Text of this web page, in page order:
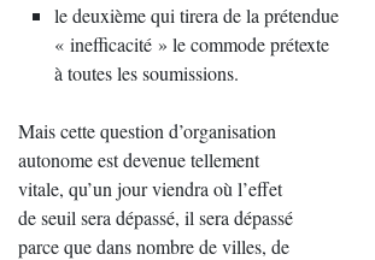
le deuxième qui tirera de la prétendue
« inefficacité » le commode prétexte
à toutes les soumissions.
Mais cette question d’organisation
autonome est devenue tellement
vitale, qu’un jour viendra où l’effet
de seuil sera dépassé, il sera dépassé
parce que dans nombre de villes, de